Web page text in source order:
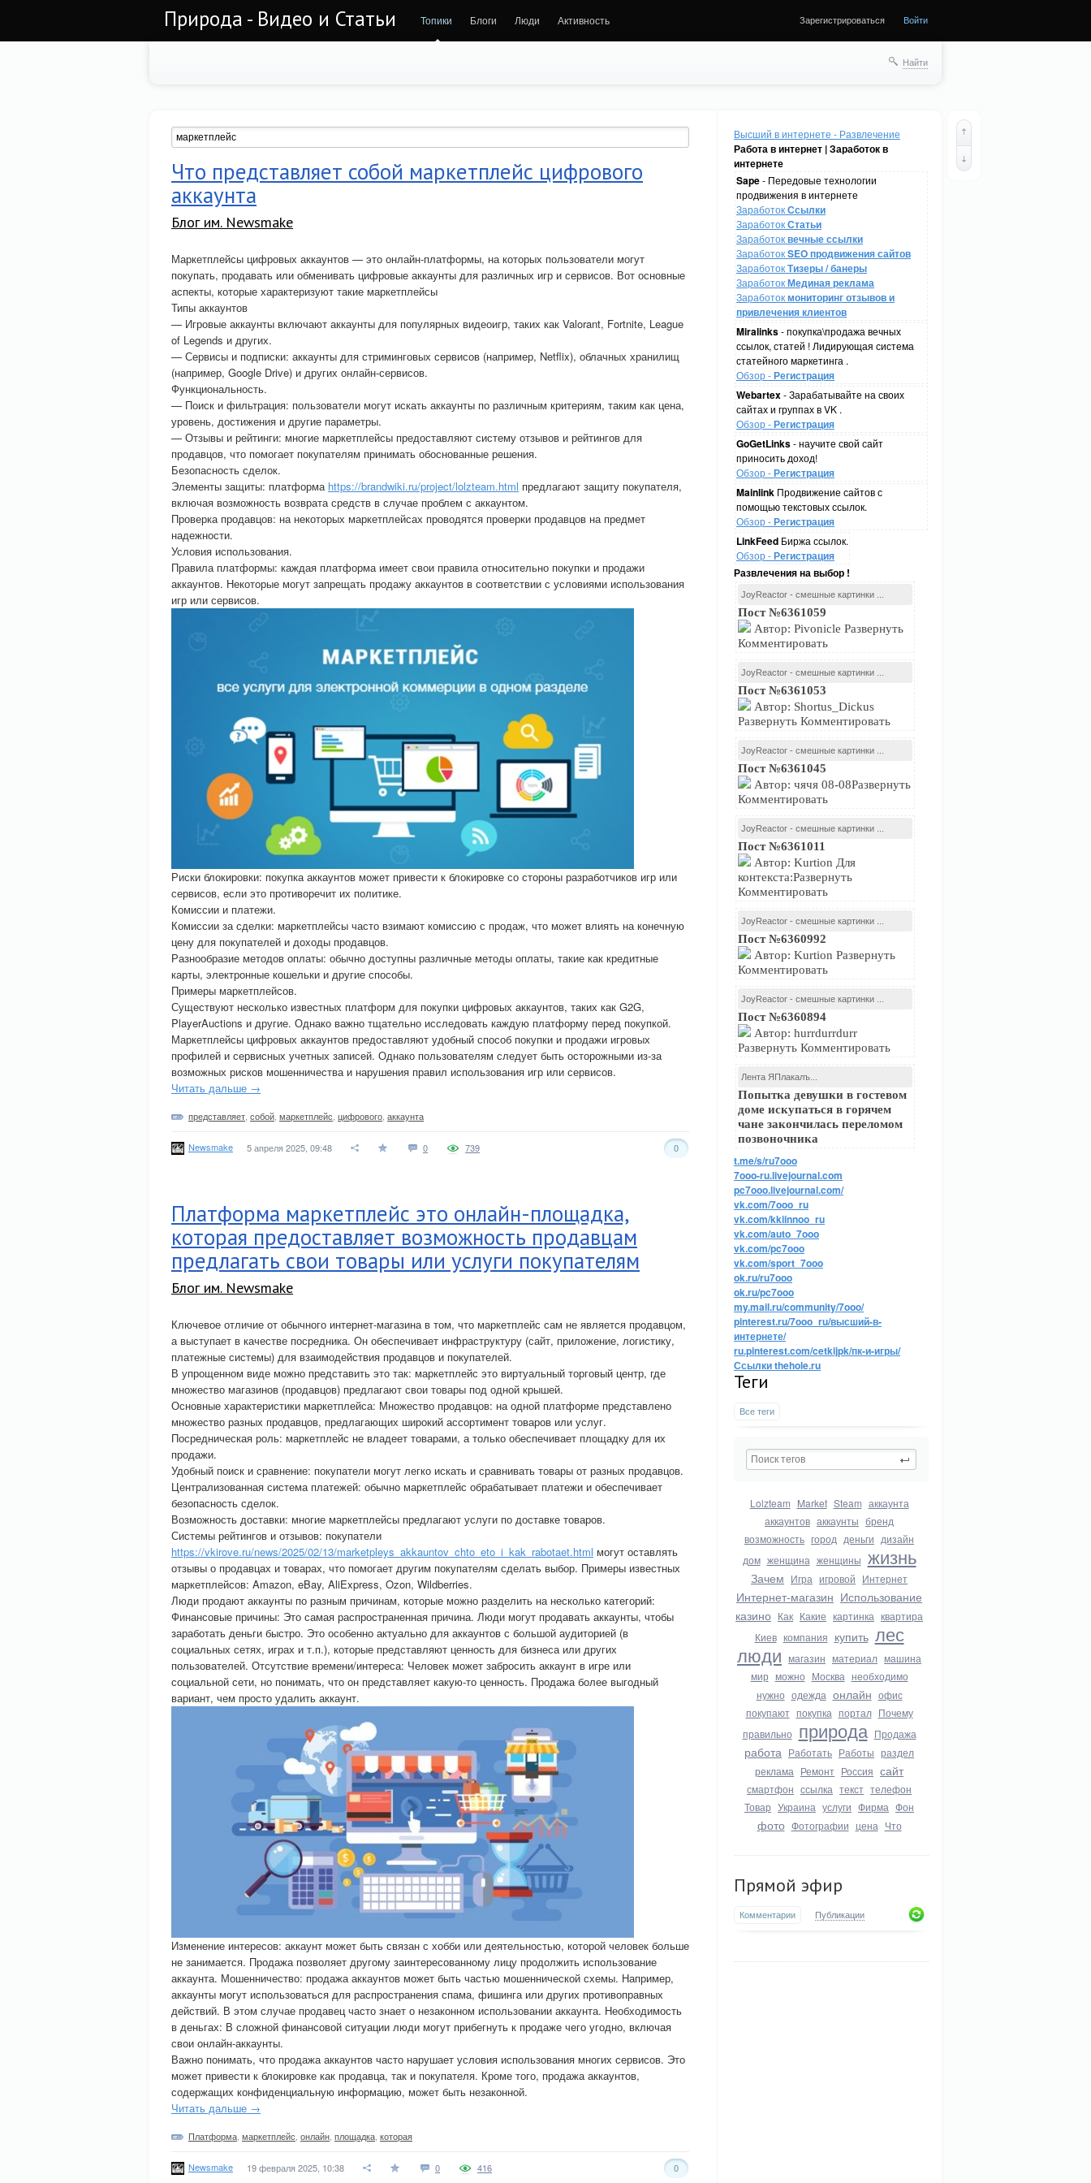
Природа - Видео и Статьи Топики Блоги Люди Активность Зарегистрироваться Войти
Найти
Высший в интернете - Развлечение
Работа в интернет | Заработок в
интернете
Sape- Передовые технологии
продвижения в интернете
ЗаработокСсылки
ЗаработокСтатьи
Заработоквечные ссылки
ЗаработокSEO продвижения сайтов
ЗаработокТизеры / банеры
ЗаработокМединая реклама
Заработокмониторинг отзывов и
привлечения клиентов
Miralinks- покупка\продажа вечных
ссылок, статей ! Лидирующая система
статейного маркетинга .
Обзор -Регистрация
Webartex- Зарабатывайте на своих
сайтах и группах в VK .
Обзор -Регистрация
GoGetLinks- научите свой сайт
приносить доход!
Обзор -Регистрация
Mainlink Продвижение сайтов с
помощью текстовых ссылок.
Обзор -Регистрация
LinkFeed Биржа ссылок.
Обзор -Регистрация
Развлечения на выбор !
JoyReactor - смешные картинки ...
Пост №6361059
Автор: Pivonicle Развернуть
Комментировать
JoyReactor - смешные картинки ...
Пост №6361053
Автор: Shortus_Dickus
Развернуть Комментировать
JoyReactor - смешные картинки ...
Пост №6361045
Автор: чячя 08-08Развернуть
Комментировать
JoyReactor - смешные картинки ...
Пост №6361011
Автор: Kurtion Для
контекста:Развернуть
Комментировать
JoyReactor - смешные картинки ...
Пост №6360992
Автор: Kurtion Развернуть
Комментировать
JoyReactor - смешные картинки ...
Пост №6360894
Автор: hurrdurrdurr
Развернуть Комментировать
Лента ЯПлакалъ...
Попытка девушки в гостевом
доме искупаться в горячем
чане закончилась переломом
позвоночника
t.me/s/ru7ooo
7ooo-ru.livejournal.com
pc7ooo.livejournal.com/
vk.com/7ooo_ru
vk.com/kkiinnoo_ru
vk.com/auto_7ooo
vk.com/pc7ooo
vk.com/sport_7ooo
ok.ru/ru7ooo
ok.ru/pc7ooo
my.mail.ru/community/7ooo/
pinterest.ru/7ooo_ru/высший-в-
интернете/
ru.pinterest.com/cetkijpk/пк-и-игры/
Ссылки thehole.ru
Теги
Все теги
Lolzteam Market Steam аккаунта
аккаунтов аккаунты бренд
возможность город деньги дизайн
дом женщина женщины жизнь
Зачем Игра игровой Интернет
Интернет-магазин Использование
казино Как Какие картинка квартира
Киев компания купить лес
люди магазин материал машина
мир можно Москва необходимо
нужно одежда онлайн офис
покупают покупка портал Почему
правильно природа Продажа
работа Работать Работы раздел
реклама Ремонт Россия сайт
смартфон ссылка текст телефон
Товар Украина услуги Фирма Фон
фото Фотографии цена Что
Прямой эфир
Комментарии Публикации
Что представляет собой маркетплейс цифрового
аккаунта
Блог им. Newsmake
Маркетплейсы цифровых аккаунтов — это онлайн-платформы, на которых пользователи могут
покупать, продавать или обменивать цифровые аккаунты для различных игр и сервисов. Вот основные
аспекты, которые характеризуют такие маркетплейсы
Типы аккаунтов
— Игровые аккаунты включают аккаунты для популярных видеоигр, таких как Valorant, Fortnite, League
of Legends и других.
— Сервисы и подписки: аккаунты для стриминговых сервисов (например, Netflix), облачных хранилищ
(например, Google Drive) и других онлайн-сервисов.
Функциональность.
— Поиск и фильтрация: пользователи могут искать аккаунты по различным критериям, таким как цена,
уровень, достижения и другие параметры.
— Отзывы и рейтинги: многие маркетплейсы предоставляют систему отзывов и рейтингов для
продавцов, что помогает покупателям принимать обоснованные решения.
Безопасность сделок.
Элементы защиты: платформа https://brandwiki.ru/project/lolzteam.html предлагают защиту покупателя,
включая возможность возврата средств в случае проблем с аккаунтом.
Проверка продавцов: на некоторых маркетплейсах проводятся проверки продавцов на предмет
надежности.
Условия использования.
Правила платформы: каждая платформа имеет свои правила относительно покупки и продажи
аккаунтов. Некоторые могут запрещать продажу аккаунтов в соответствии с условиями использования
игр или сервисов.
Риски блокировки: покупка аккаунтов может привести к блокировке со стороны разработчиков игр или
сервисов, если это противоречит их политике.
Комиссии и платежи.
Комиссии за сделки: маркетплейсы часто взимают комиссию с продаж, что может влиять на конечную
цену для покупателей и доходы продавцов.
Разнообразие методов оплаты: обычно доступны различные методы оплаты, такие как кредитные
карты, электронные кошельки и другие способы.
Примеры маркетплейсов.
Существуют несколько известных платформ для покупки цифровых аккаунтов, таких как G2G,
PlayerAuctions и другие. Однако важно тщательно исследовать каждую платформу перед покупкой.
Маркетплейсы цифровых аккаунтов предоставляют удобный способ покупки и продажи игровых
профилей и сервисных учетных записей. Однако пользователям следует быть осторожными из-за
возможных рисков мошенничества и нарушения правил использования игр или сервисов.
Читать дальше →
представляет собой маркетплейс цифрового аккаунта
Newsmake 5 апреля 2025, 09:48 0 0
739
Платформа маркетплейс это онлайн-площадка,
которая предоставляет возможность продавцам
предлагать свои товары или услуги покупателям
Блог им. Newsmake
Ключевое отличие от обычного интернет-магазина в том, что маркетплейс сам не является продавцом,
а выступает в качестве посредника. Он обеспечивает инфраструктуру (сайт, приложение, логистику,
платежные системы) для взаимодействия продавцов и покупателей.
В упрощенном виде можно представить это так: маркетплейс это виртуальный торговый центр, где
множество магазинов (продавцов) предлагают свои товары под одной крышей.
Основные характеристики маркетплейса: Множество продавцов: на одной платформе представлено
множество разных продавцов, предлагающих широкий ассортимент товаров или услуг.
Посредническая роль: маркетплейс не владеет товарами, а только обеспечивает площадку для их
продажи.
Удобный поиск и сравнение: покупатели могут легко искать и сравнивать товары от разных продавцов.
Централизованная система платежей: обычно маркетплейс обрабатывает платежи и обеспечивает
безопасность сделок.
Возможность доставки: многие маркетплейсы предлагают услуги по доставке товаров.
Системы рейтингов и отзывов: покупатели
https://vkirove.ru/news/2025/02/13/marketpleys_akkauntov_chto_eto_i_kak_rabotaet.html могут оставлять
отзывы о продавцах и товарах, что помогает другим покупателям сделать выбор. Примеры известных
маркетплейсов: Amazon, eBay, AliExpress, Ozon, Wildberries.
Люди продают аккаунты по разным причинам, которые можно разделить на несколько категорий:
Финансовые причины: Это самая распространенная причина. Люди могут продавать аккаунты, чтобы
заработать деньги быстро. Это особенно актуально для аккаунтов с большой аудиторией (в
социальных сетях, играх и т.п.), которые представляют ценность для бизнеса или других
пользователей. Отсутствие времени/интереса: Человек может забросить аккаунт в игре или
социальной сети, но понимать, что он представляет какую-то ценность. Продажа более выгодный
вариант, чем просто удалить аккаунт.
Изменение интересов: аккаунт может быть связан с хобби или деятельностью, которой человек больше
не занимается. Продажа позволяет другому заинтересованному лицу продолжить использование
аккаунта. Мошенничество: продажа аккаунтов может быть частью мошеннической схемы. Например,
аккаунты могут использоваться для распространения спама, фишинга или других противоправных
действий. В этом случае продавец часто знает о незаконном использовании аккаунта. Необходимость
в деньгах: В сложной финансовой ситуации люди могут прибегнуть к продаже чего угодно, включая
свои онлайн-аккаунты.
Важно понимать, что продажа аккаунтов часто нарушает условия использования многих сервисов. Это
может привести к блокировке как продавца, так и покупателя. Кроме того, продажа аккаунтов,
содержащих конфиденциальную информацию, может быть незаконной.
Читать дальше →
Платформа маркетплейс онлайн площадка которая
Newsmake 19 февраля 2025, 10:38 0 0
416